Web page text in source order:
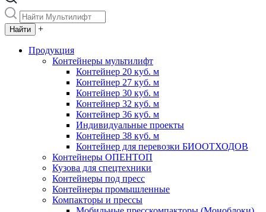
+
Продукция
Контейнеры мультилифт
Контейнер 20 куб. м
Контейнер 27 куб. м
Контейнер 30 куб. м
Контейнер 32 куб. м
Контейнер 36 куб. м
Индивидуальные проекты
Контейнер 38 куб. м
Контейнер для перевозки БИООТХОДОВ
Контейнеры ОПЕНТОП
Кузова для спецтехники
Контейнеры под пресс
Контейнеры промышленные
Компакторы и прессы